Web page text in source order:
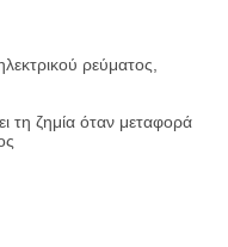
ρεύματος,
τη ζημία όταν μεταφορά